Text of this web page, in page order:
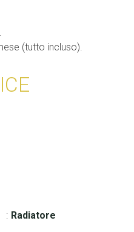
(tutto incluso).
Radiatore